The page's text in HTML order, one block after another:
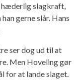
hæderlig slagkraft,
gerne slår. Hans
ser dog ud til at
Men Hoveling gør
for at lande slaget.